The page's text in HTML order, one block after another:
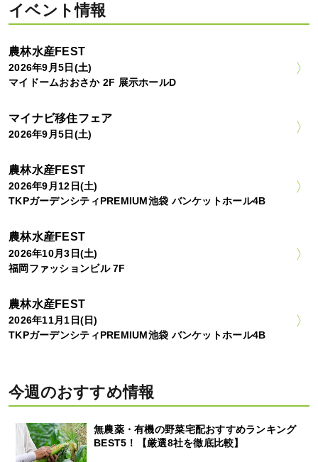
イベント情報
農林水産FEST
2026年9月5日(土)
マイドームおおさか 2F 展示ホールD
マイナビ移住フェア
2026年9月5日(土)
農林水産FEST
2026年9月12日(土)
TKPガーデンシティPREMIUM池袋 バンケットホール4B
農林水産FEST
2026年10月3日(土)
福岡ファッションビル 7F
農林水産FEST
2026年11月1日(日)
TKPガーデンシティPREMIUM池袋 バンケットホール4B
今週のおすすめ情報
無農薬・有機の野菜宅配おすすめランキング
BEST5！【厳選8社を徹底比較】